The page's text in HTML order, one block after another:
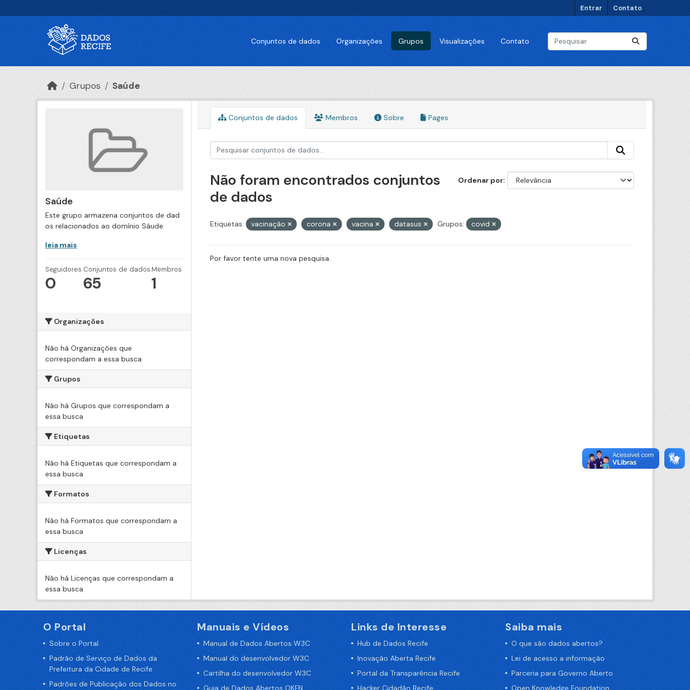
Entrar Contato
Conjuntos de dados Organizações Grupos Visualizações Contato
Grupos Saúde
Saúde
Este grupo armazena conjuntos de dad
os relacionados ao domínio Sáude.
leia mais
Seguidores
0
Conjuntos de dados
65
Membros
1
Organizações
Não há Organizações que
correspondam a essa busca
Grupos
Não há Grupos que correspondam a
essa busca
Etiquetas
Não há Etiquetas que correspondam a
essa busca
Formatos
Não há Formatos que correspondam a
essa busca
Licenças
Não há Licenças que correspondam a
essa busca
Conjuntos de dados Membros Sobre Pages
Ordenar por
Não foram encontrados conjuntos
de dados
Etiquetas: vacinação corona vacina datasus Grupos: covid
Por favor tente uma nova pesquisa.
O Portal
Sobre o Portal
Padrão de Serviço de Dados da
Prefeitura da Cidade de Recife
Padrões de Publicação dos Dados no
Manuais e Vídeos
Manual de Dados Abertos W3C
Manual do desenvolvedor W3C
Cartilha do desenvolvedor W3C
Guia de Dados Abertos OKFN
Links de Interesse
Hub de Dados Recife
Inovação Aberta Recife
Portal da Transparência Recife
Hacker Cidadão Recife
Saiba mais
O que são dados abertos?
Lei de acesso a informação
Parceria para Governo Aberto
Open Knowledge Foundation